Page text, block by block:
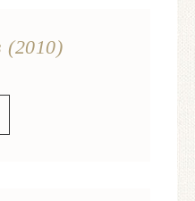
(2010)